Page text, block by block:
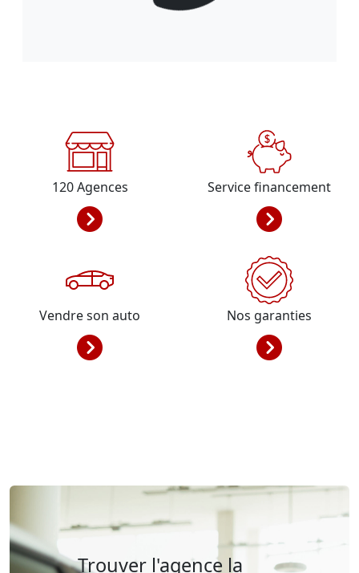
120Agences Service financement
Vendre son auto Nos garanties
Trouver l'agence la